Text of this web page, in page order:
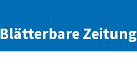
Blätterbare Zeitung